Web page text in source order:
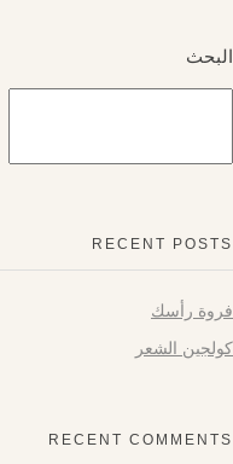
البحث
RECENT POSTS
فروة رأسك
كولجين الشعر
RECENT COMMENTS